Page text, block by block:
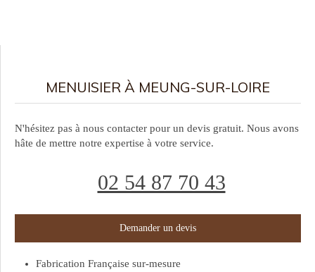
MENUISIER À MEUNG-SUR-LOIRE
N'hésitez pas à nous contacter pour un devis gratuit. Nous avons
hâte de mettre notre expertise à votre service.
02 54 87 70 43
Demander un devis
Fabrication Française sur-mesure